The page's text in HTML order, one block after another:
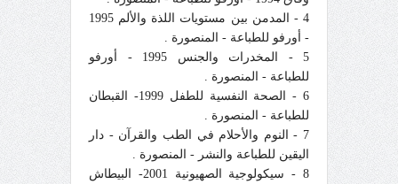
4 - المدمن بين مستويات اللذة والألم 1995
- أورفو للطباعة - المنصورة .
5 - المخدرات والجنس 1995 - أورفو
للطباعة - المنصورة .
6 - الصحة النفسية للطفل 1999- القبطان
للطباعة - المنصورة .
7 - النوم والأحلام في الطب والقرآن - دار
اليقين للطباعة والنشر - المنصورة .
8 - سيكولوجية الصهيونية 2001- البيطاش